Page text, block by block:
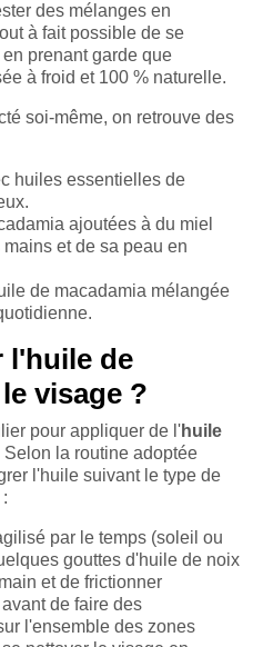
des mélanges en
à fait possible de se
prenant garde que
à froid et 100 % naturelle.
soi-même, on retrouve des
huiles essentielles de
ajoutées à du miel
et de sa peau en
de macadamia mélangée
l'huile de
visage ?
pour appliquer de l'huile
la routine adoptée
l'huile suivant le type de
par le temps (soleil ou
gouttes d'huile de noix
et de frictionner
de faire des
l'ensemble des zones